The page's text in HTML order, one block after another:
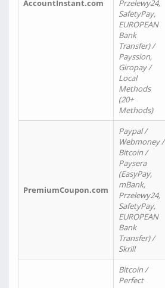
AccountInstant.com
Przelewy24,
SafetyPay,
EUROPEAN
Bank
Transfer) /
Payssion,
Giropay /
Local
Methods
(20+
Methods)
PremiumCoupon.com
Paypal /
Webmoney /
Bitcoin /
Paysera
(EasyPay,
mBank,
Przelewy24,
SafetyPay,
EUROPEAN
Bank
Transfer) /
Skrill
Bitcoin /
Perfect